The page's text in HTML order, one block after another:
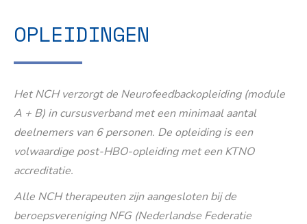
OPLEIDINGEN
Het NCH verzorgt de Neurofeedbackopleiding (module
A + B) in cursusverband met een minimaal aantal
deelnemers van 6 personen. De opleiding is een
volwaardige post-HBO-opleiding met een KTNO
accreditatie.
Alle NCH therapeuten zijn aangesloten bij de
beroepsvereniging NFG (Nederlandse Federatie